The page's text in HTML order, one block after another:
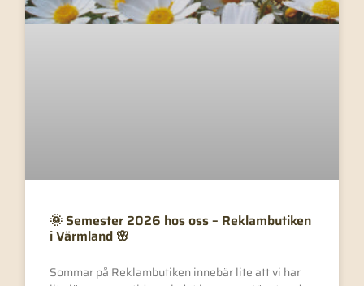
🌞 Semester 2026 hos oss – Reklambutiken
i Värmland 🌸
Sommar på Reklambutiken innebär lite att vi har